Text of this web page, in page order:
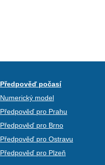
Předpověď počasí
Numerický model
Předpověď pro Prahu
Předpověď pro Brno
Předpověď pro Ostravu
Předpověď pro Plzeň